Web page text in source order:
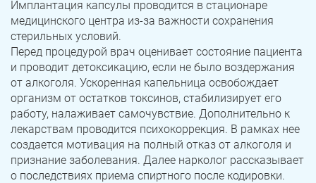
Имплантация капсулы проводится в стационаре
медицинского центра из-за важности сохранения
стерильных условий.
Перед процедурой врач оценивает состояние пациента
и проводит детоксикацию, если не было воздержания
от алкоголя. Ускоренная капельница освобождает
организм от остатков токсинов, стабилизирует его
работу, налаживает самочувствие. Дополнительно к
лекарствам проводится психокоррекция. В рамках нее
создается мотивация на полный отказ от алкоголя и
признание заболевания. Далее нарколог рассказывает
о последствиях приема спиртного после кодировки.